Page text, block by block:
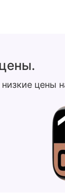
низкие цены